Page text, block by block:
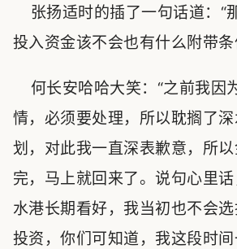
张扬适时的插了一句话道：“
投入资金该不会也有什么附带条
何长安哈哈大笑：“之前我因
情，必须要处理，所以耽搁了
划，对此我一直深表歉意，所
完，马上就回来了。说句心里
水港长期看好，我当初也不会
投资，你们可知道，我这段时